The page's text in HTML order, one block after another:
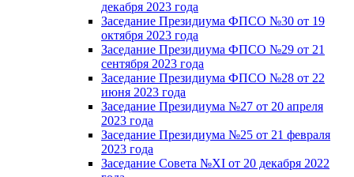
декабря 2023 года
Заседание Президиума ФПСО №30 от 19
октября 2023 года
Заседание Президиума ФПСО №29 от 21
сентября 2023 года
Заседание Президиума ФПСО №28 от 22
июня 2023 года
Заседание Президиума №27 от 20 апреля
2023 года
Заседание Президиума №25 от 21 февраля
2023 года
Заседание Совета №XI от 20 декабря 2022